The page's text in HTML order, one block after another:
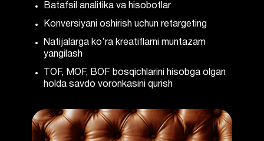
Batafsil analitika va hisobotlar
Konversiyani oshirish uchun retargeting
Natijalarga ko‘ra kreatiflarni muntazam
yangilash
TOF, MOF, BOF bosqichlarini hisobga olgan
holda savdo voronkasini qurish